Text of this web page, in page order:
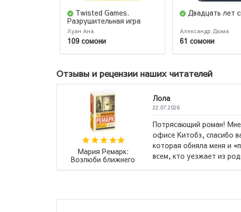
Twisted Games.
Разрушительная игра
Хуан Ана
109 сомони
Двадцать лет
Александр Дюма
61 сомони
Отзывы и рецензии наших читателей
роман! Мне его порекомендовали в
спасибо вам! Это та самая книга,
меня и «поняла». Рекомендую
из родного места...→
Наполеон Хилл: Думай
и богатей (Т)